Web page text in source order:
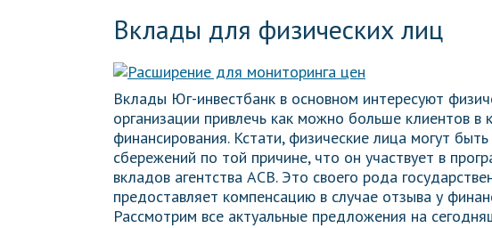
Вклады для физических лиц
Вклады Юг-инвестбанк в основном интересуют
организации привлечь как можно больше клиентов в
финансирования. Кстати, физические лица могут
сбережений по той причине, что он участвует в
вкладов агентства АСВ. Это своего рода
предоставляет компенсацию в случае отзыва у
Рассмотрим все актуальные предложения на